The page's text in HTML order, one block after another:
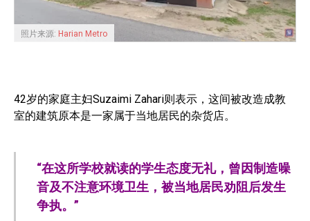
照片来源: Harian Metro
42岁的家庭主妇Suzaimi Zahari则表示，这间被改造成教
室的建筑原本是一家属于当地居民的杂货店。
“在这所学校就读的学生态度无礼，曾因制造噪
音及不注意环境卫生，被当地居民劝阻后发生
争执。”